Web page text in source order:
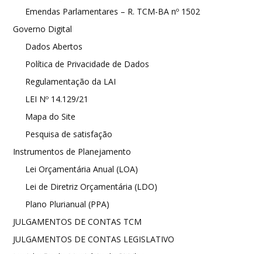
Emendas Parlamentares – R. TCM-BA nº 1502
Governo Digital
Dados Abertos
Política de Privacidade de Dados
Regulamentação da LAI
LEI Nº 14.129/21
Mapa do Site
Pesquisa de satisfação
Instrumentos de Planejamento
Lei Orçamentária Anual (LOA)
Lei de Diretriz Orçamentária (LDO)
Plano Plurianual (PPA)
JULGAMENTOS DE CONTAS TCM
JULGAMENTOS DE CONTAS LEGISLATIVO